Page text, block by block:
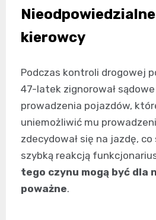
kierowcy
Podczas kontroli drogowej
47-latek zignorował
prowadzenia pojazdów,
uniemożliwić mu
zdecydował się na jazdę, co
szybką reakcją
tego czynu mogą być dla
poważne.